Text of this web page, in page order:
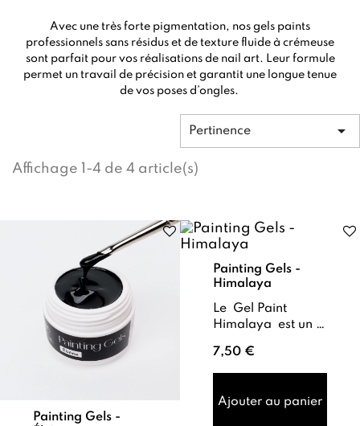
Avec une très forte pigmentation, nos gels paints
professionnels sans résidus et de texture fluide à crémeuse
sont parfait pour vos réalisations de nail art. Leur formule
permet un travail de précision et garantit une longue tenue
de vos poses d’ongles.
Pertinence 
Affichage 1-4 de 4 article(s)
Painting Gels -
Painting Gels -
Himalaya
Le Gel Paint
Himalaya est un
pigmenté ,
spécialement
poses en finesse et
7,50 €
Ajouter au panier